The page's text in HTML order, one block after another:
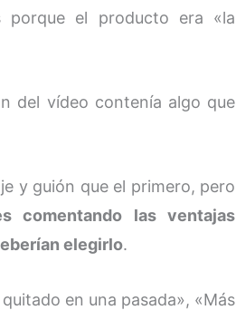
porque el producto era «la
del vídeo contenía algo que
y guión que el primero, pero
comentando las ventajas
elegirlo.
en una pasada», «Más